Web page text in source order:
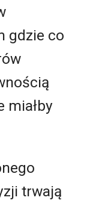
gdzie co
miałby
trwają